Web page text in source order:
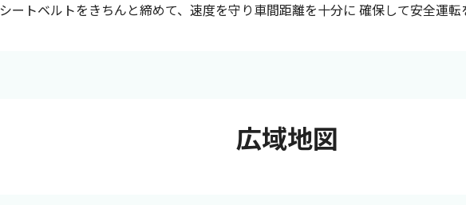
シートベルトをきちんと締めて、速度を守り車間距離を十分に 確保して安全運転
広域地図